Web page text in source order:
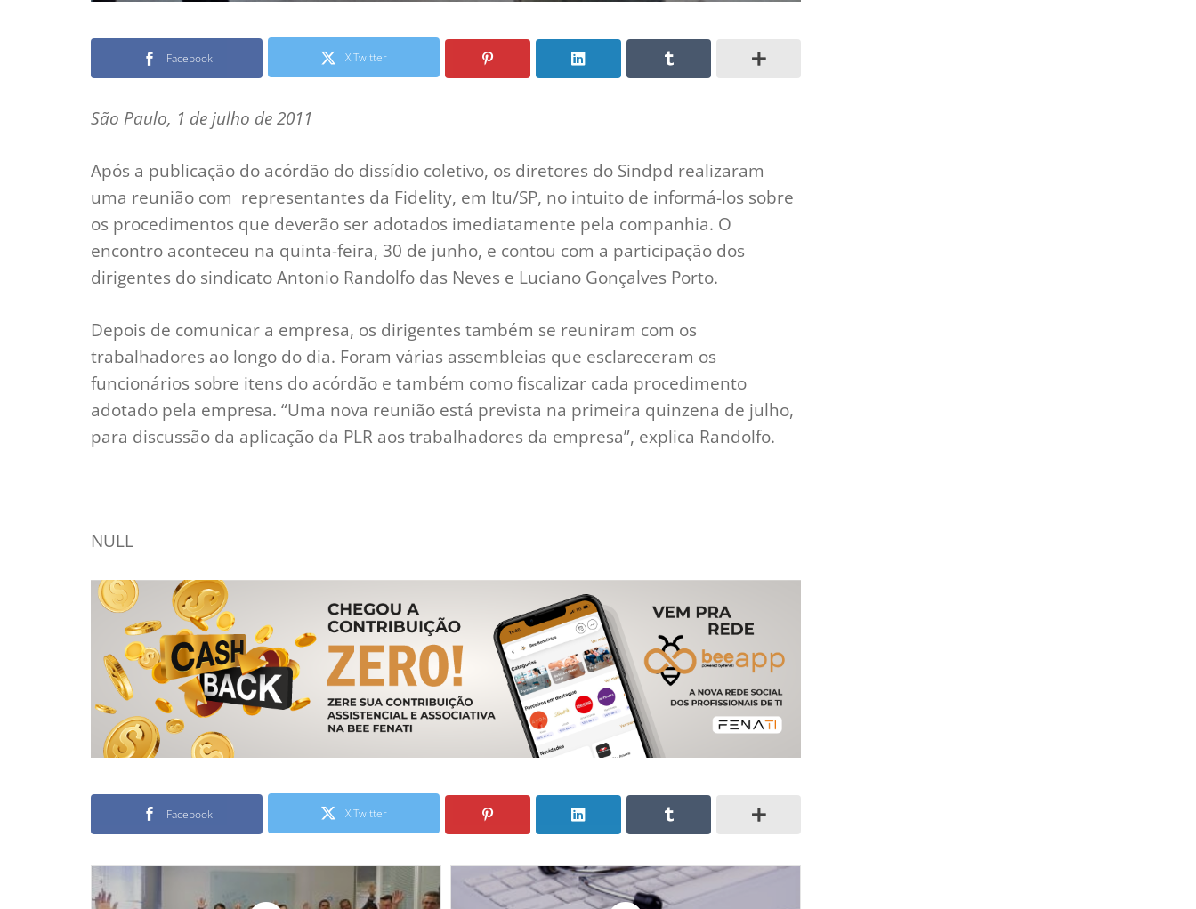
Facebook X Twitter
São Paulo, 1 de julho de 2011
Após a publicação do acórdão do dissídio coletivo, os diretores do Sindpd realizaram
uma reunião com representantes da Fidelity, em Itu/SP, no intuito de informá-los sobre
os procedimentos que deverão ser adotados imediatamente pela companhia. O
encontro aconteceu na quinta-feira, 30 de junho, e contou com a participação dos
dirigentes do sindicato Antonio Randolfo das Neves e Luciano Gonçalves Porto.
Depois de comunicar a empresa, os dirigentes também se reuniram com os
trabalhadores ao longo do dia. Foram várias assembleias que esclareceram os
funcionários sobre itens do acórdão e também como fiscalizar cada procedimento
adotado pela empresa. “Uma nova reunião está prevista na primeira quinzena de julho,
para discussão da aplicação da PLR aos trabalhadores da empresa”, explica Randolfo.
NULL
Facebook X Twitter